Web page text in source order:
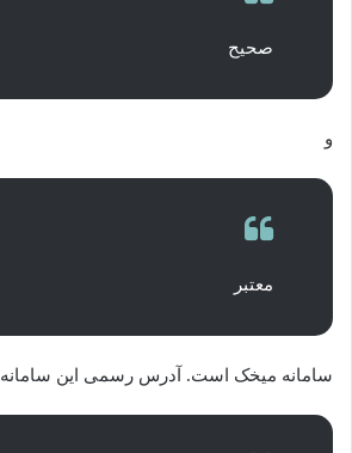
صحیح
و
معتبر
سامانه میخک است. آدرس رسمی این سامانه